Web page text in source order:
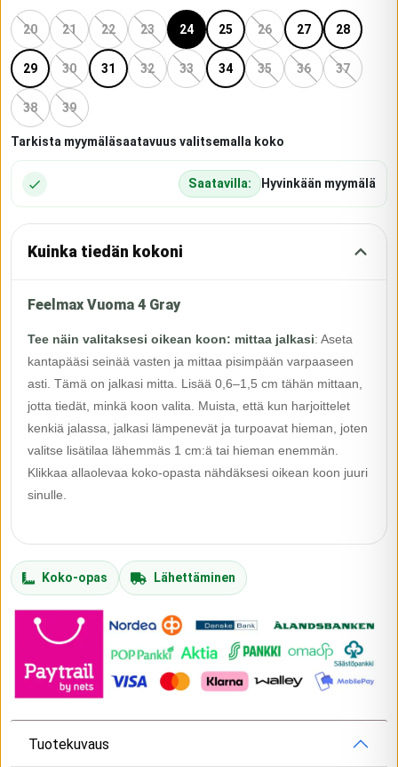
20 21 22 23 24 25 26 27 28
29 30 31 32 33 34 35 36 37
38 39
Tarkista myymäläsaatavuus valitsemalla koko
Saatavilla: Hyvinkään myymälä
Kuinka tiedän kokoni
Feelmax Vuoma 4 Gray
Tee näin valitaksesi oikean koon: mittaa jalkasi: Aseta
kantapääsi seinää vasten ja mittaa pisimpään varpaaseen
asti. Tämä on jalkasi mitta. Lisää 0,6–1,5 cm tähän mittaan,
jotta tiedät, minkä koon valita. Muista, että kun harjoittelet
kenkiä jalassa, jalkasi lämpenevät ja turpoavat hieman, joten
valitse lisätilaa lähemmäs 1 cm:ä tai hieman enemmän.
Klikkaa allaolevaa koko-opasta nähdäksesi oikean koon juuri
sinulle.
Koko-opas Lähettäminen
Tuotekuvaus